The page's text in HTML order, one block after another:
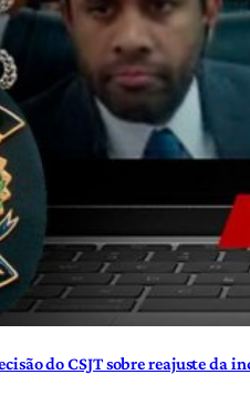
do CSJT sobre reajuste da